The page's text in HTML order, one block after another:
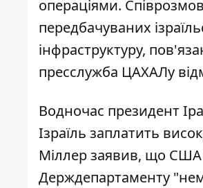
операціями.
передбачуваних
інфраструктуру,
пресслужба ЦАХАЛу
Водночас президент
Ізраїль заплатить
Міллер заявив, що США
Держдепартаменту